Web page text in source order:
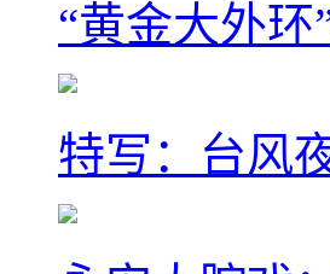
“黄金大外
特写：台风